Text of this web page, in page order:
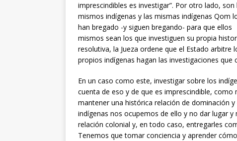
imprescindibles es investigar”. Por otro lado, son
mismos indígenas y las mismas indígenas Qom
han bregado -y siguen bregando- para que ellos
mismos sean los que investiguen su propia
resolutiva, la Jueza ordene que el Estado
propios indígenas hagan las investigaciones que
En un caso como este, investigar sobre los
cuenta de eso y de que es imprescindible,
mantener una histórica relación de dominación
indígenas nos ocupemos de ello y no dar lugar
relación colonial y, en todo caso, entregarles
Tenemos que tomar conciencia y aprender